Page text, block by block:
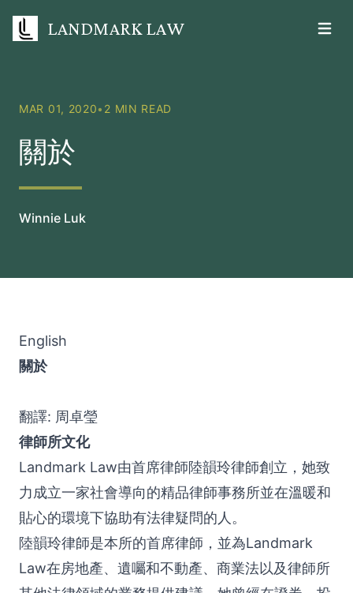
LANDMARK LAW Open
MAR 01, 2020• 2 MIN READ
關於
Winnie Luk
English
關於
翻譯: 周卓瑩
律師所文化
Landmark Law由首席律師陸韻玲律師創立，她致
力成立一家社會導向的精品律師事務所並在溫暖和
貼心的環境下協助有法律疑問的人。
陸韻玲律師是本所的首席律師，並為Landmark
Law在房地產、遺囑和不動產、商業法以及律師所